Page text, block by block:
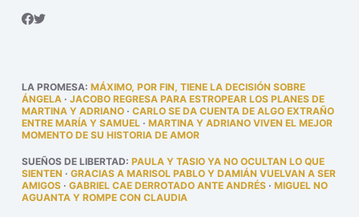
LA PROMESA: MÁXIMO, POR FIN, TIENE LA DECISIÓN SOBRE
ÁNGELA· JACOBO REGRESA PARA ESTROPEAR LOS PLANES DE
MARTINA Y ADRIANO· CARLO SE DA CUENTA DE ALGO EXTRAÑO
ENTRE MARÍA Y SAMUEL· MARTINA Y ADRIANO VIVEN EL MEJOR
MOMENTO DE SU HISTORIA DE AMOR
SUEÑOS DE LIBERTAD: PAULA Y TASIO YA NO OCULTAN LO QUE
SIENTEN · GRACIAS A MARISOL PABLO Y DAMIÁN VUELVAN A SER
AMIGOS· GABRIEL CAE DERROTADO ANTE ANDRÉS· MIGUEL NO
AGUANTA Y ROMPE CON CLAUDIA